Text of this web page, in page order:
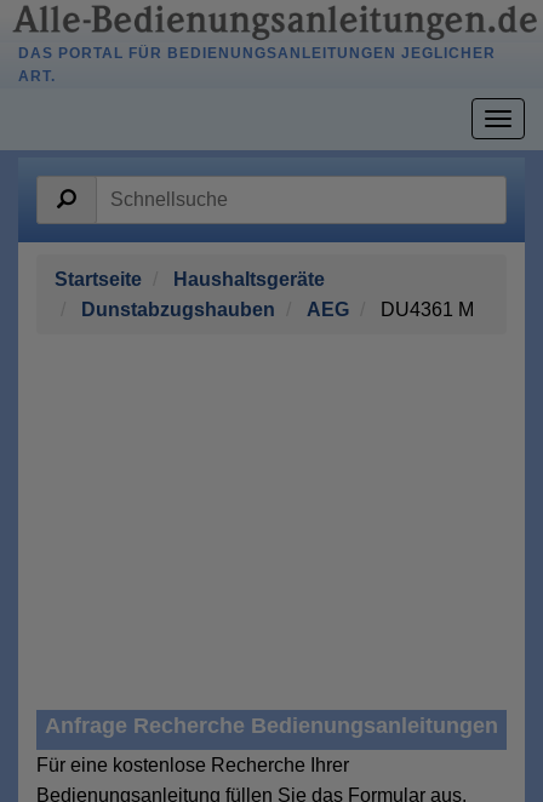
DAS PORTAL FÜR BEDIENUNGSANLEITUNGEN JEGLICHER
ART.
Startseite
Haushaltsgeräte
Dunstabzugshauben
AEG DU4361 M
Anfrage Recherche Bedienungsanleitungen
Für eine kostenlose Recherche Ihrer
Bedienungsanleitung füllen Sie das Formular aus.